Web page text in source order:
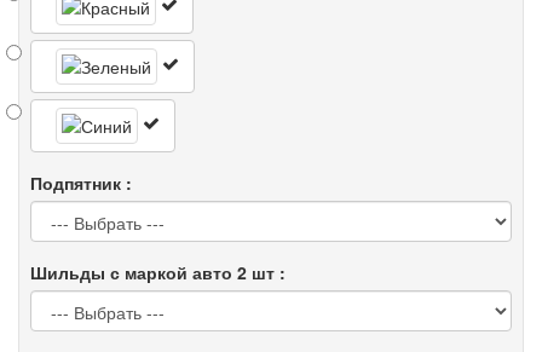
Подпятник :
Шильды с маркой авто 2 шт :